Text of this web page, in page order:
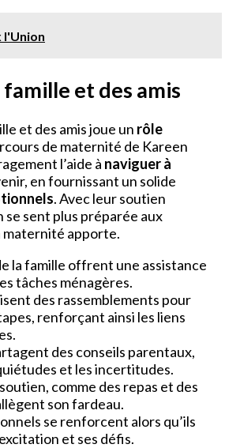
l'Union
et des amis
et des amis joue un rôle
de maternité de Kareen
l’aide à naviguer à
en fournissant un solide
. Avec leur soutien
sent plus préparée aux
maternité apporte.
la famille offrent une assistance
tâches ménagères.
des rassemblements pour
renforçant ainsi les liens
des conseils parentaux,
et les incertitudes.
comme des repas et des
son fardeau.
se renforcent alors qu’ils
et ses défis.